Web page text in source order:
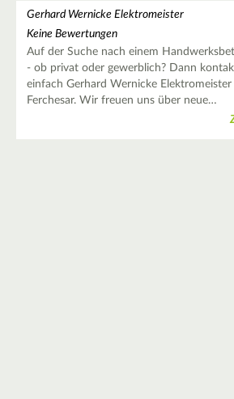
Gerhard Wernicke Elektromeister
Keine Bewertungen
Auf der Suche nach einem
- ob privat oder gewerblich? Dann
einfach Gerhard Wernicke
Ferchesar. Wir freuen uns über neue…